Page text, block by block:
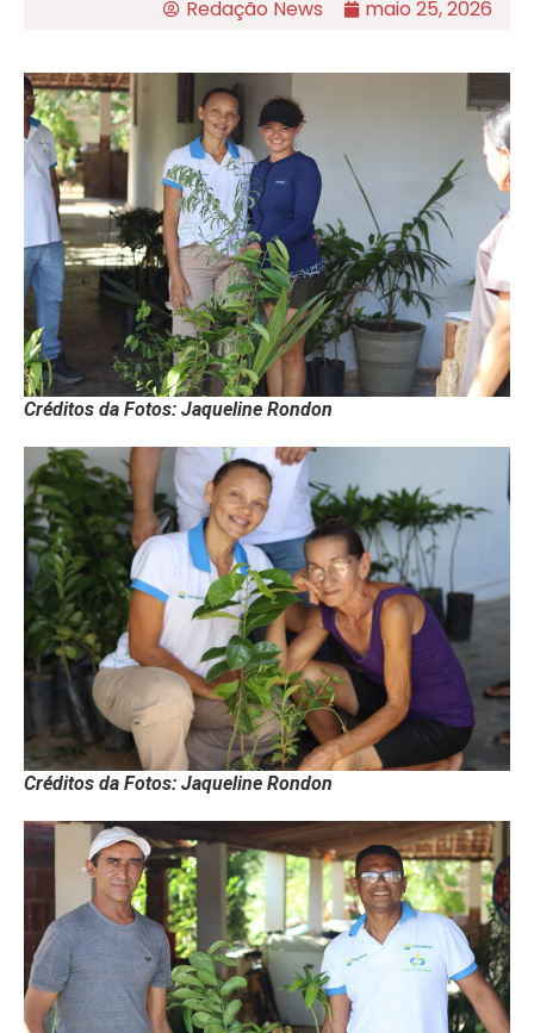
Redação News maio 25, 2026
Créditos da Fotos: Jaqueline Rondon
Créditos da Fotos: Jaqueline Rondon